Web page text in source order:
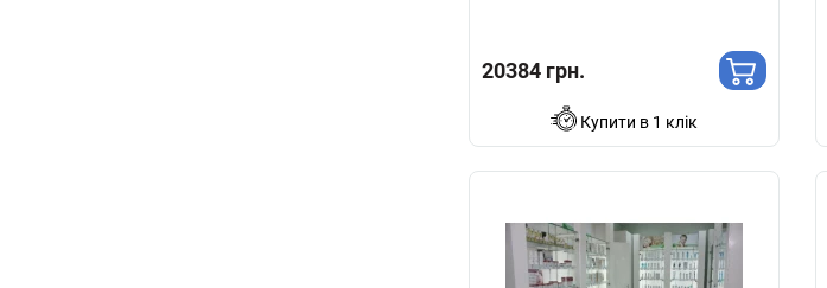
20384 грн.
Купити в 1 клік